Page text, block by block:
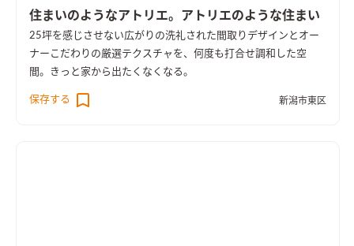
住まいのようなアトリエ。アトリエのような住まい
25坪を感じさせない広がりの洗礼された間取りデザインとオー
ナーこだわりの厳選テクスチャを、何度も打合せ調和した空
間。きっと家から出たくなくなる。
保存する 新潟市東区